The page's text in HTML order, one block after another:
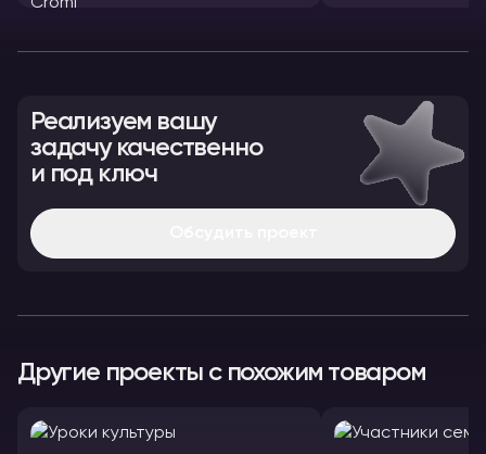
Реализуем вашу
задачу качественно
и под ключ
Другие проекты с похожим товаром